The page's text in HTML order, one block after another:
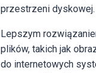
przestrzeni dyskowej.
Lepszym
plików, takich jak
do internetowych